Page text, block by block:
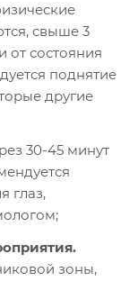
свыше 3
от состояния
поднятие
другие
30-45 минут
глаз,
зоны,